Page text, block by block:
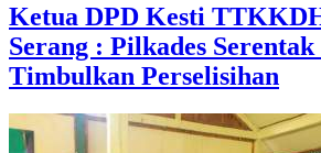
Ketua DPD Kesti
Serang : Pilkades Serentak
Timbulkan Perselisihan